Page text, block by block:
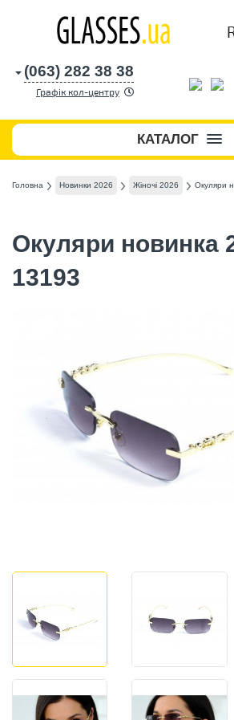
(063) 282 38 38
Графік кол-центру
КАТАЛОГ
Головна Новинки 2026 Жіночі 2026 Окуляри
Окуляри новинка
13193